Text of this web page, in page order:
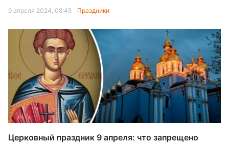
9 апреля 2024, 08:45 Праздники
Церковный праздник 9 апреля: что запрещено